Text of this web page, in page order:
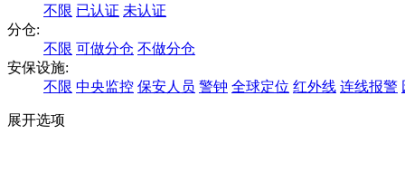
不限 已认证 未认证
分仓:
不限 可做分仓 不做分仓
安保设施:
不限 中央监控 保安人员 警钟 全球定位 红外线 连线报警
展开选项